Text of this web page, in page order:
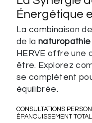
Énergétique
La combinaison
de lanaturopathie
HERVE offre une
être. Explorez
se complètent
équilibrée.
CONSULTATIONS
ÉPANOUISSEMENT TOTAL